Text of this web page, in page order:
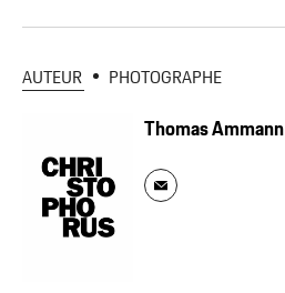
AUTEUR PHOTOGRAPHE
Thomas Ammann